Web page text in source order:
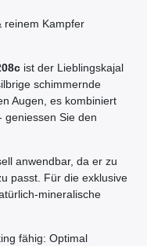
reinem Kampfer
ist der Lieblingskajal
schimmernde
Augen, es kombiniert
geniessen Sie den
anwendbar, da er zu
passt. Für die exklusive
mineralische
fähig: Optimal